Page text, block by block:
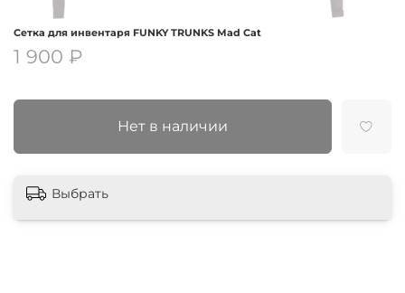
Сетка для инвентаря FUNKY TRUNKS Mad Cat
1 900 ₽
Нет в наличии
Выбрать